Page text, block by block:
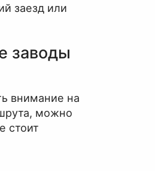
заезд или
заводы
внимание на
можно
стоит